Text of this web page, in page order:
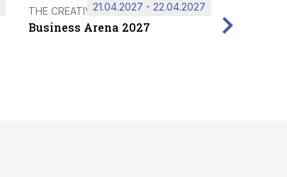
THE CREATIVE HUB
Business Arena 2027
21.04.2027 - 22.04.2027